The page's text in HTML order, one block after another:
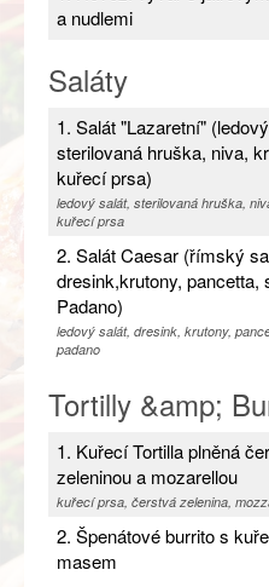
a nudlemi
Saláty
1. Salát "Lazaretní"
sterilovaná hruška, niva,
kuřecí prsa)
ledový salát, sterilovaná hruška,
kuřecí prsa
2. Salát Caesar (římský
dresink,krutony, pancetta,
Padano)
ledový salát, dresink, krutony,
padano
Tortilly &amp;
1. Kuřecí Tortilla plněná
zeleninou a mozarellou
kuřecí prsa, čerstvá zelenina,
2. Špenátové burrito s
masem